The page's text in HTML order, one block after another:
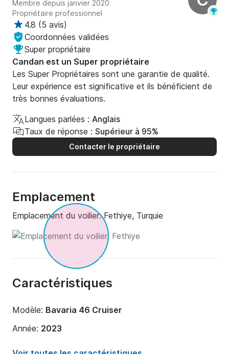
Membre depuis janvier 2020
Propriétaire professionnel
4.8 (5 avis)
Coordonnées validées
Super propriétaire
Candan est un Super propriétaire
Les Super Propriétaires sont une garantie de qualité.
Leur expérience est significative et ils bénéficient de
très bonnes évaluations.
Langues parlées : Anglais
Taux de réponse : Supérieur à 95%
Contacter le propriétaire
Emplacement
Emplacement du voilier:Fethiye, Turquie
Caractéristiques
Modèle: Bavaria 46 Cruiser
Année: 2023
Capacité à bord:
8 personnes